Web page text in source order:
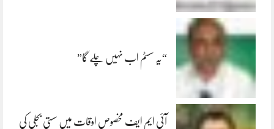
“یہ سسٹم اب نہیں چلے گا”
آئی ایم ایف مخصوص اوقات میں سستی بجلی کی